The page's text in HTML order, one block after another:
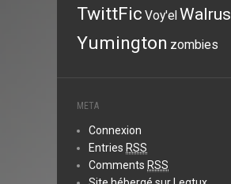
TwittFic Voy'el Walrus
Yumington zombies
META
Connexion
Entries RSS
Comments RSS